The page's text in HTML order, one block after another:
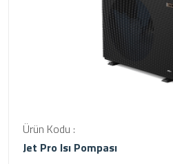
Ürün Kodu :
Jet Pro Isı Pompası